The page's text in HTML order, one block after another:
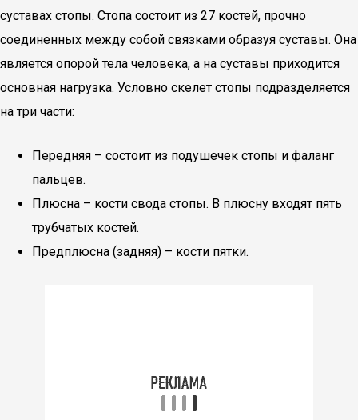
суставах стопы. Стопа состоит из 27 костей, прочно
соединенных между собой связками образуя суставы. Она
является опорой тела человека, а на суставы приходится
основная нагрузка. Условно скелет стопы подразделяется
на три части:
Передняя – состоит из подушечек стопы и фаланг
пальцев.
Плюсна – кости свода стопы. В плюсну входят пять
трубчатых костей.
Предплюсна (задняя) – кости пятки.